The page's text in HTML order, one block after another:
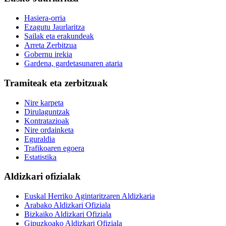
Hasiera-orria
Ezagutu Jaurlaritza
Sailak eta erakundeak
Arreta Zerbitzua
Gobernu irekia
Gardena, gardetasunaren ataria
Tramiteak eta zerbitzuak
Nire karpeta
Dirulaguntzak
Kontratazioak
Nire ordainketa
Eguraldia
Trafikoaren egoera
Estatistika
Aldizkari ofizialak
Euskal Herriko Agintaritzaren Aldizkaria
Arabako Aldizkari Ofiziala
Bizkaiko Aldizkari Ofiziala
Gipuzkoako Aldizkari Ofiziala